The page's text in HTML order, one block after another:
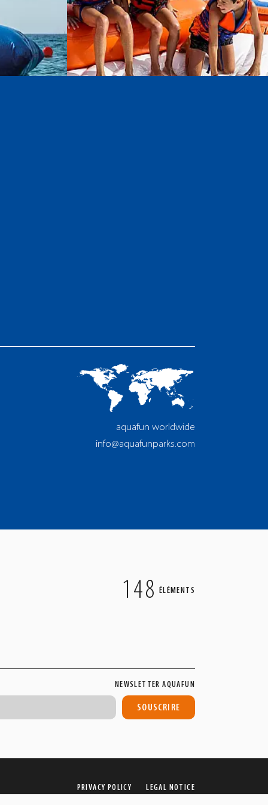
aquafun worldwide
info@aquafunparks.com
148 ÉLÉMENTS
NEWSLETTER AQUAFUN
PRIVACY POLICY LEGAL NOTICE